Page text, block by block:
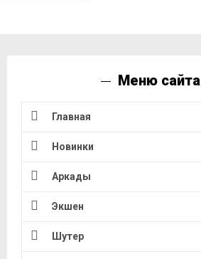
Меню сайта
Главная
Новинки
Аркады
Экшен
Шутер